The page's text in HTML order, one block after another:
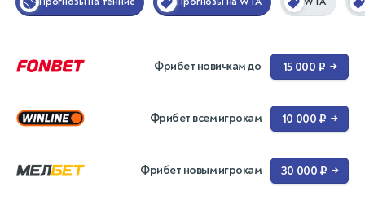
Фрибет новичкам до 15 000 ₽ →
Фрибет всем игрокам 10 000 ₽ →
Фрибет новым игрокам 30 000 ₽ →